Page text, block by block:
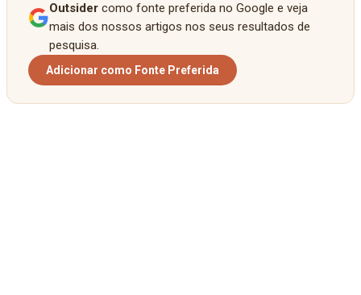
Outsider como fonte preferida no Google e veja
mais dos nossos artigos nos seus resultados de
pesquisa.
Adicionar como Fonte Preferida